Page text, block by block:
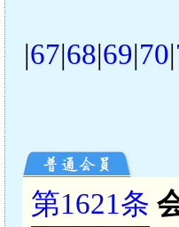
|67|68|69|70|
第1621条